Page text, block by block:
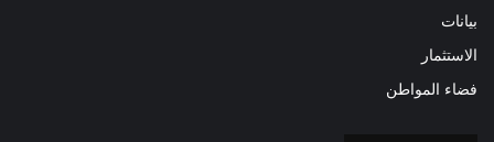
بيانات
الاستثمار
فضاء المواطن